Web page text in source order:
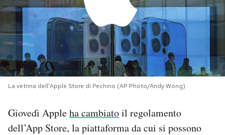
PODCAST
NEWSLETTER
I MIEI PREFERITI
SHOP
La vetrina dell'Apple Store di Pechino (AP Photo/Andy Wong)
Giovedì Appleha cambiatoil regolamento
dell’App Store, la piattaforma da cui si possono